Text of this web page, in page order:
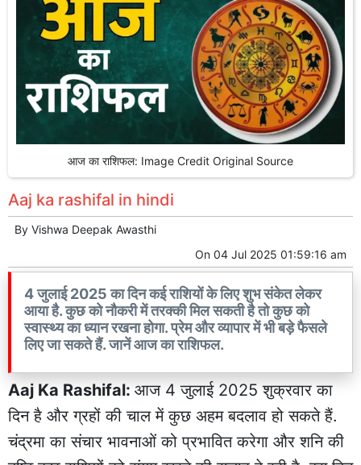
आज का राशिफल: Image Credit Original Source
Aaj ka rashifal in hindi
By Vishwa Deepak Awasthi
On 04 Jul 2025 01:59:16 am
4 जुलाई 2025 का दिन कई राशियों के लिए शुभ संकेत लेकर
आया है. कुछ को नौकरी में तरक्की मिल सकती है तो कुछ को
स्वास्थ्य का ध्यान रखना होगा. प्रेम और व्यापार में भी बड़े फैसले
लिए जा सकते हैं. जानें आज का राशिफल.
Aaj Ka Rashifal: आज 4 जुलाई 2025 शुक्रवार का
दिन है और ग्रहों की चाल में कुछ अहम बदलाव हो सकते हैं.
चंद्रमा का संचार भावनाओं को प्रभावित करेगा और शनि की